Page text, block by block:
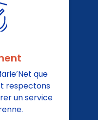
que
respectons
un service